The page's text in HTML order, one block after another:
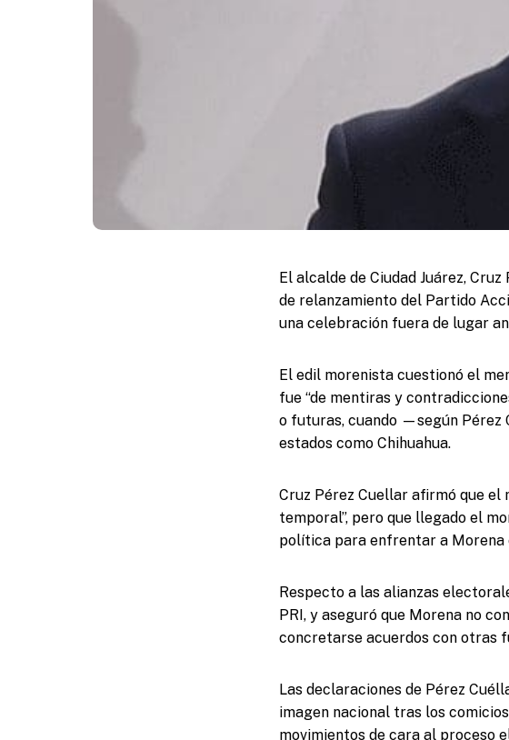
El alcalde de Ciudad Juárez,
de relanzamiento del Partido
una celebración fuera de lugar
El edil morenista cuestionó el
fue “de mentiras y
o futuras, cuando —según Pérez
estados como Chihuahua.
Cruz Pérez Cuellar afirmó que el
temporal”, pero que llegado el
política para enfrentar a Morena
Respecto a las alianzas
PRI, y aseguró que Morena no
concretarse acuerdos con otras
Las declaraciones de Pérez
imagen nacional tras los
movimientos de cara al proceso